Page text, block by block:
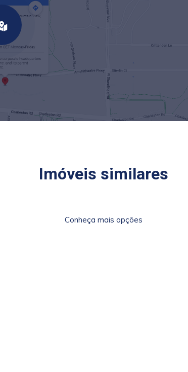
Imóveis similares
Conheça mais opções